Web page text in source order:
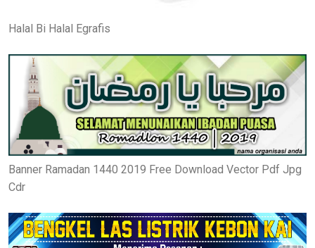
Halal Bi Halal Egrafis
Banner Ramadan 1440 2019 Free Download Vector Pdf Jpg
Cdr